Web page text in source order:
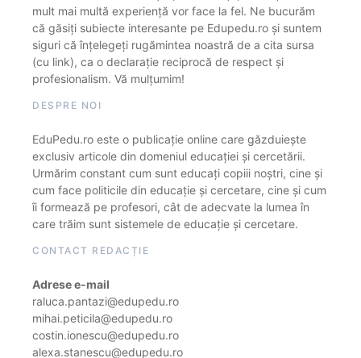
mult mai multă experiență vor face la fel. Ne bucurăm
că găsiți subiecte interesante pe Edupedu.ro și suntem
siguri că înțelegeți rugămintea noastră de a cita sursa
(cu link), ca o declarație reciprocă de respect și
profesionalism. Vă mulțumim!
DESPRE NOI
EduPedu.ro este o publicație online care găzduiește
exclusiv articole din domeniul educației și cercetării.
Urmărim constant cum sunt educați copiii noștri, cine și
cum face politicile din educație și cercetare, cine și cum
îi formează pe profesori, cât de adecvate la lumea în
care trăim sunt sistemele de educație și cercetare.
CONTACT REDACȚIE
Adrese e-mail
raluca.pantazi@edupedu.ro
mihai.peticila@edupedu.ro
costin.ionescu@edupedu.ro
alexa.stanescu@edupedu.ro